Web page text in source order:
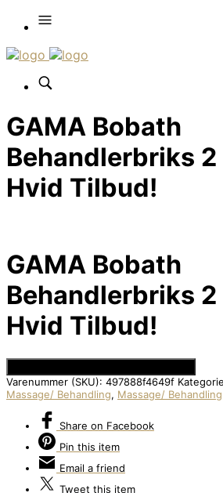
GAMA Bobath
Behandlerbriks 2
Hvid Tilbud!
GAMA Bobath
Behandlerbriks 2
Hvid Tilbud!
Varenummer (SKU): 497888f4649f
Massage/ Behandling, Massage/ Behandling
Share on Facebook
Pin this item
Email a friend
Tweet this item